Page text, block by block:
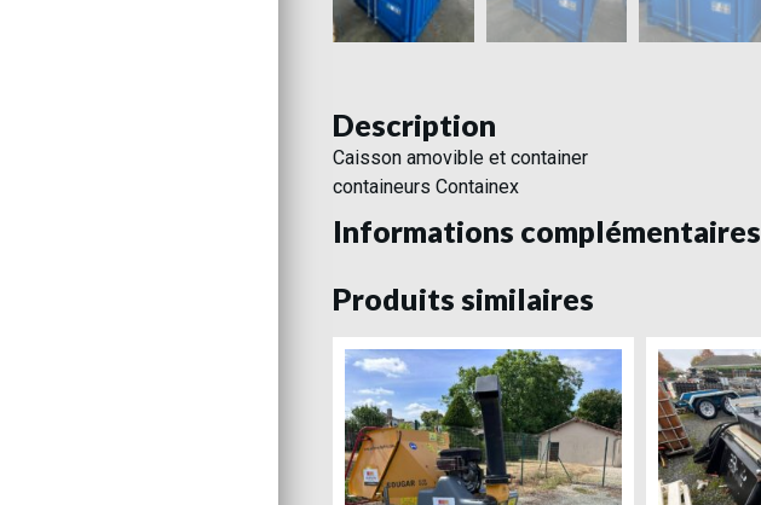
Description
Caisson amovible et container
containeurs Containex
Informations complémentaires
Produits similaires